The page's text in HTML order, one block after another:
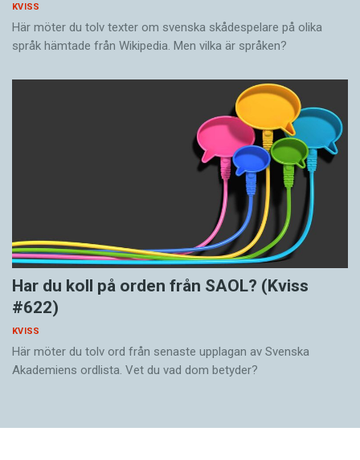
KVISS
Här möter du tolv texter om svenska skådespelare på olika
språk hämtade från Wikipedia. Men vilka är språken?
Har du koll på orden från SAOL? (Kviss
#622)
KVISS
Här möter du tolv ord från senaste upplagan av Svenska
Akademiens ordlista. Vet du vad dom betyder?